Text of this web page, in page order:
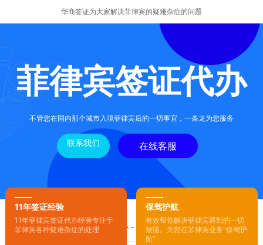
华商签证为大家解决菲律宾的疑难杂症的问题
菲律宾签证代办
不管您在国内那个城市入境菲律宾后的一切事宜，一条龙为您服务
联系我们 在线客服
11年签证经验
11年菲律宾签证代办经验专注于
菲律宾各种疑难杂症的处理
保驾护航
有效帮你解决菲律宾遇到的一切
烦恼。为您在菲律宾业务“保驾护
航”
您的位置：首页-菲律宾签证代办- 正文